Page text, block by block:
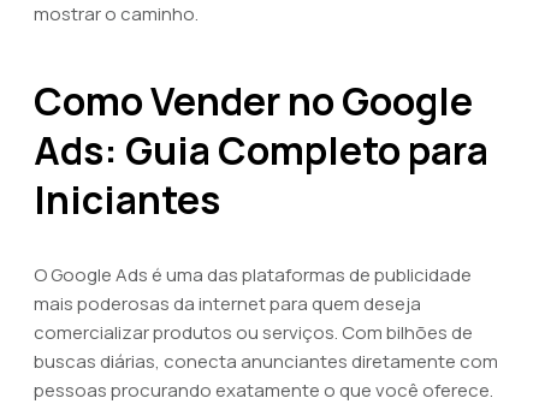
mostrar o caminho.
Como Vender no Google
Ads: Guia Completo para
Iniciantes
O Google Ads é uma das plataformas de publicidade
mais poderosas da internet para quem deseja
comercializar produtos ou serviços. Com bilhões de
buscas diárias, conecta anunciantes diretamente com
pessoas procurando exatamente o que você oferece.